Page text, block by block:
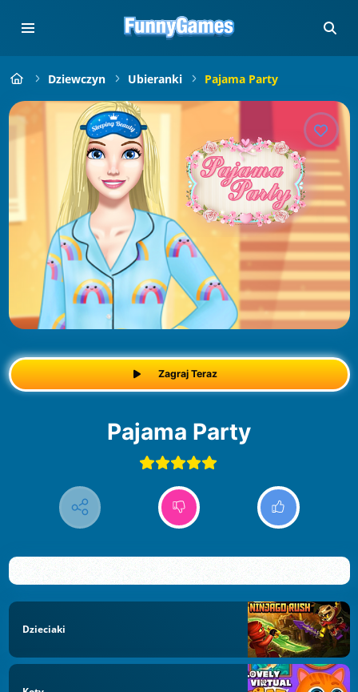
Dziewczyn Ubieranki Pajama Party
Zagraj Teraz
Pajama Party
Dzieciaki